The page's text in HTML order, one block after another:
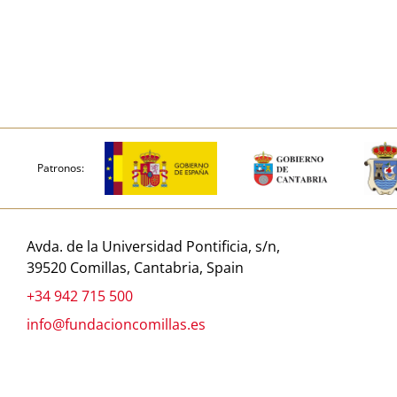
Patronos:
Avda. de la Universidad Pontificia, s/n,
39520 Comillas, Cantabria, Spain
+34 942 715 500
info@fundacioncomillas.es